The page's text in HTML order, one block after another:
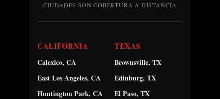
CIUDADES SON COBERTURA A DISTANCIA
CALIFORNIA
Calexico, CA
East Los Angeles, CA
Huntington Park, CA
TEXAS
Brownsville, TX
Edinburg, TX
El Paso, TX